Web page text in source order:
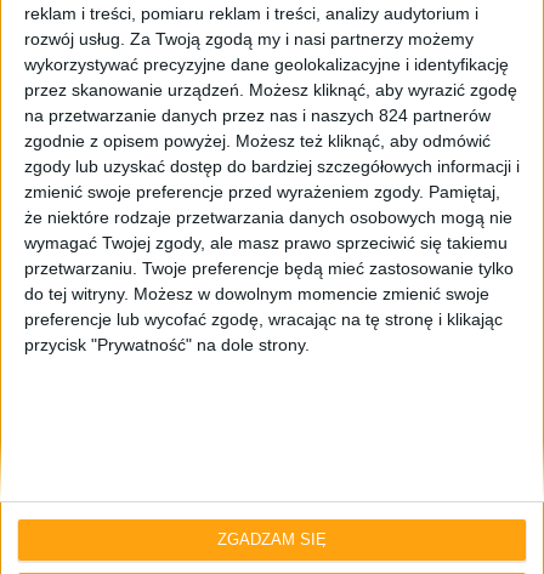
reklam i treści, pomiaru reklam i treści, analizy audytorium i
rozwój usług. Za Twoją zgodą my i nasi partnerzy możemy
wykorzystywać precyzyjne dane geolokalizacyjne i identyfikację
przez skanowanie urządzeń. Możesz kliknąć, aby wyrazić zgodę
na przetwarzanie danych przez nas i naszych 824 partnerów
zgodnie z opisem powyżej. Możesz też kliknąć, aby odmówić
zgody lub uzyskać dostęp do bardziej szczegółowych informacji i
zmienić swoje preferencje przed wyrażeniem zgody. Pamiętaj,
że niektóre rodzaje przetwarzania danych osobowych mogą nie
wymagać Twojej zgody, ale masz prawo sprzeciwić się takiemu
przetwarzaniu. Twoje preferencje będą mieć zastosowanie tylko
do tej witryny. Możesz w dowolnym momencie zmienić swoje
preferencje lub wycofać zgodę, wracając na tę stronę i klikając
przycisk "Prywatność" na dole strony.
ZGADZAM SIĘ
Informacje Tablety
Tablety Samsung Galaxy Tab 3 – znamy
ceny i daty premiery w Polsce